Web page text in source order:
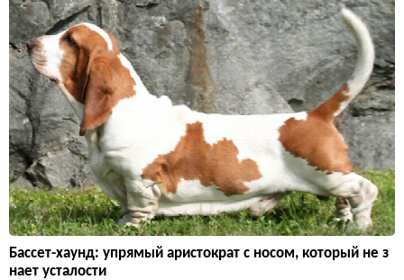
Бассет-хаунд: упрямый аристократ с носом, который не з
нает усталости